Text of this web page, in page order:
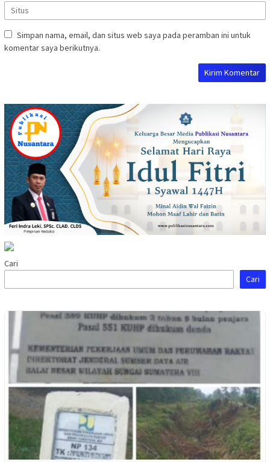
Simpan nama, email, dan situs web saya pada peramban ini untuk
komentar saya berikutnya.
Cari
Cari